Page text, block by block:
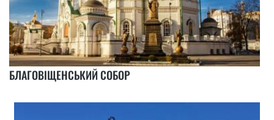
БЛАГОВІЩЕНСЬКИЙ СОБОР